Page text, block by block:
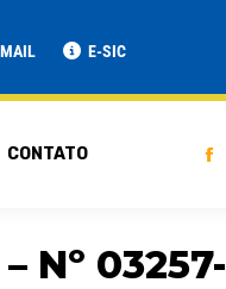
E-SIC
CONTATO
Nº 03257-